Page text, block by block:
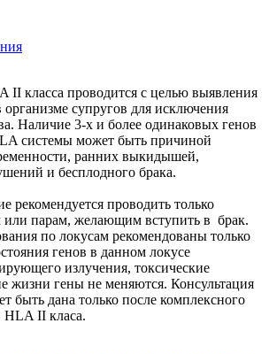
II класса проводится с целью выявления
супругов для исключения
Наличие 3-х и более одинаковых генов
системы может быть причиной
ранних выкидышей,
и бесплодного брака.
рекомендуется проводить только
или парам, желающим вступить в брак.
по локусам рекомендованы только
генов в данном локусе
излучения, токсические
жизни гены не меняются. Консультация
быть дана только после комплексного
HLA II класа.